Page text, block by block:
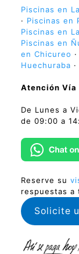
Piscinas en
· Piscinas en
Piscinas en
Piscinas en
en Chicureo ·
Huechuraba
Atención Vía
De Lunes a
de 09:00 a
Reserve su
respuestas a
Solicite